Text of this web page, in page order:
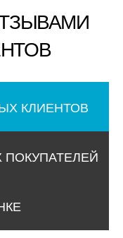
КЛИЕНТОВ
ПОКУПАТЕЛЕЙ